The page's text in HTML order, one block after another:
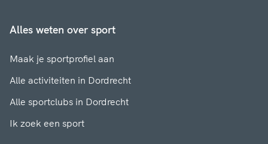
Alles weten over sport
Maak je sportprofiel aan
Alle activiteiten in Dordrecht
Alle sportclubs in Dordrecht
Ik zoek een sport